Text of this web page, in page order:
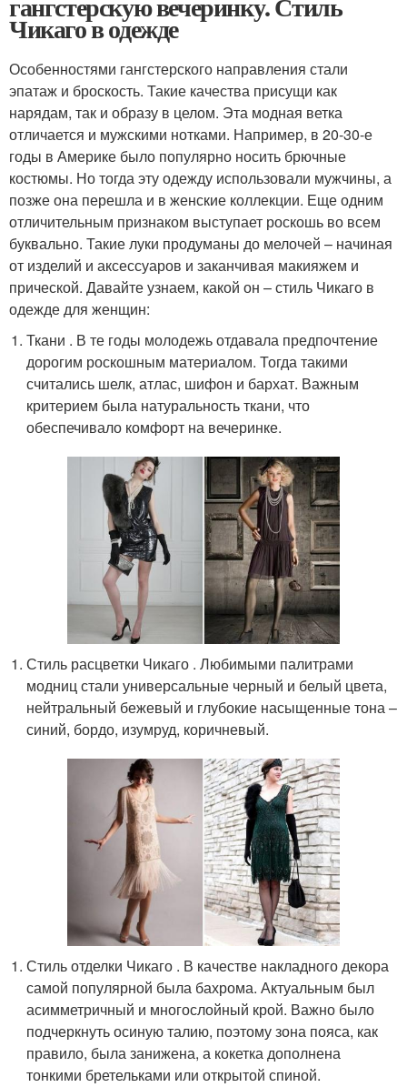
Чикаго в одежде
Особенностями гангстерского направления стали
эпатаж и броскость. Такие качества присущи как
нарядам, так и образу в целом. Эта модная ветка
отличается и мужскими нотками. Например, в 20-30-е
годы в Америке было популярно носить брючные
костюмы. Но тогда эту одежду использовали мужчины, а
позже она перешла и в женские коллекции. Еще одним
отличительным признаком выступает роскошь во всем
буквально. Такие луки продуманы до мелочей – начиная
от изделий и аксессуаров и заканчивая макияжем и
прической. Давайте узнаем, какой он – стиль Чикаго в
одежде для женщин:
Ткани . В те годы молодежь отдавала предпочтение
дорогим роскошным материалом. Тогда такими
считались шелк, атлас, шифон и бархат. Важным
критерием была натуральность ткани, что
обеспечивало комфорт на вечеринке.
Стиль расцветки Чикаго . Любимыми палитрами
модниц стали универсальные черный и белый цвета,
нейтральный бежевый и глубокие насыщенные тона –
синий, бордо, изумруд, коричневый.
Стиль отделки Чикаго . В качестве накладного декора
самой популярной была бахрома. Актуальным был
асимметричный и многослойный крой. Важно было
подчеркнуть осиную талию, поэтому зона пояса, как
правило, была занижена, а кокетка дополнена
тонкими бретельками или открытой спиной.